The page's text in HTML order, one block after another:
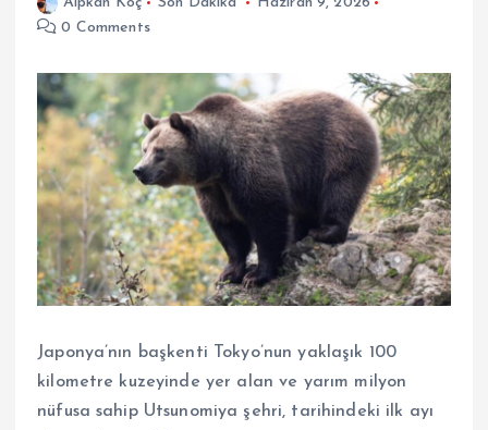
0 Comments
Japonya’nın başkenti Tokyo’nun yaklaşık 100
kilometre kuzeyinde yer alan ve yarım milyon
nüfusa sahip Utsunomiya şehri, tarihindeki ilk ayı